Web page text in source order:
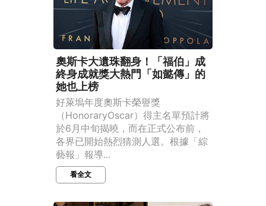
奧斯卡大遺珠翻身！「福伯」成
終身成就獎大熱門「如懿傳」的
她也上榜
好萊塢年度奧斯卡榮譽獎
（HonoraryOscar）得主名單預計將
於6月中旬揭曉，而在正式公布前，
各界已開始熱烈猜測人選。根據「綜
藝報」報導...
看全文